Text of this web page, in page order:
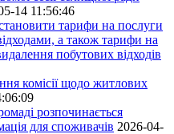
14 11:56:46
тарифи на послуги
а також тарифи на
побутових відходів
комісії щодо житлових
розпочинається
для споживачів 2026-04-